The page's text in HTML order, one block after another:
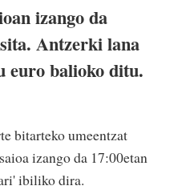
izango da
Antzerki lana
euro balioko ditu.
bitarteko umeentzat
izango da 17:00etan
ibiliko dira.